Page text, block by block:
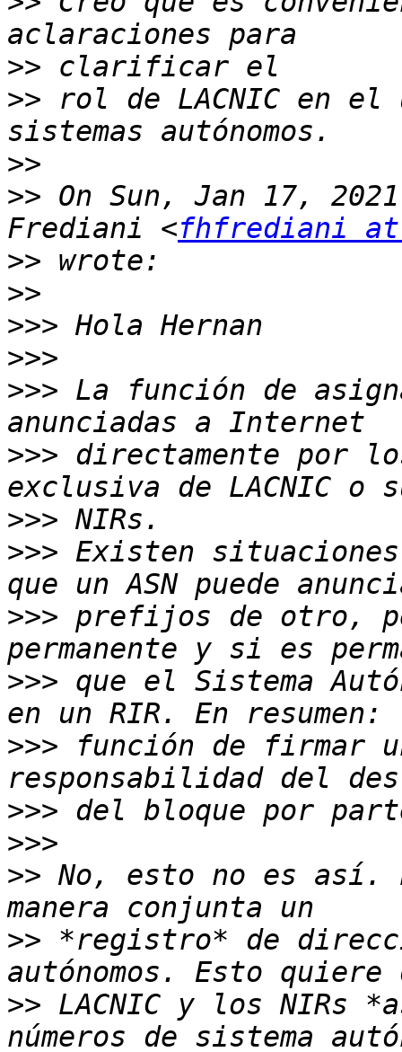
>>
>> rol de LACNIC en
>>
>> On Sun, Jan 17,
Frediani <fhfrediani at
>>
>>
>>>
>>>
>>> La función de
>>> directamente por
>>>
>>> Existen
>>> prefijos de otro,
>>> que el Sistema
>>> función de firmar
>>>
>>>
>> No, esto no es así.
>> *registro* de
>> LACNIC y los NIRs